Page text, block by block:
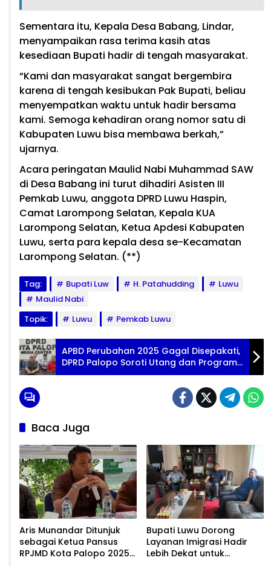
Sementara itu, Kepala Desa Babang, Lindar,
menyampaikan rasa terima kasih atas
kesediaan Bupati hadir di tengah masyarakat.
“Kami dan masyarakat sangat bergembira
karena di tengah kesibukan Pak Bupati, beliau
menyempatkan waktu untuk hadir bersama
kami. Semoga kehadiran orang nomor satu di
Kabupaten Luwu bisa membawa berkah,”
ujarnya.
Acara peringatan Maulid Nabi Muhammad SAW
di Desa Babang ini turut dihadiri Asisten III
Pemkab Luwu, anggota DPRD Luwu Haspin,
Camat Larompong Selatan, Kepala KUA
Larompong Selatan, Ketua Apdesi Kabupaten
Luwu, serta para kepala desa se-Kecamatan
Larompong Selatan. (**)
Tag: Bupati Luw H. Patahudding
Luwu
Maulid Nabi
Topik:
Luwu Pemkab Luwu
APBD Perubahan 2025 Gagal Disepakati,
DPRD Palopo Soroti Utang dan Program
Siluman
Baca Juga
Aris Munandar Ditunjuk
sebagai Ketua Pansus
RPJMD Kota Palopo 2025–
Bupati Luwu Dorong
Layanan Imigrasi Hadir
Lebih Dekat untuk